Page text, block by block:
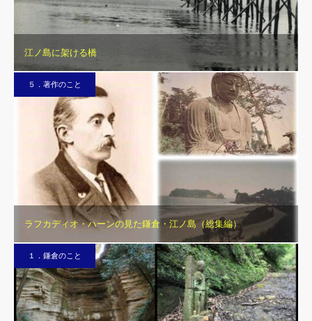
江ノ島に架ける橋
５．著作のこと
ラフカディオ・ハーンの見た鎌倉・江ノ島（総集編）
１．鎌倉のこと